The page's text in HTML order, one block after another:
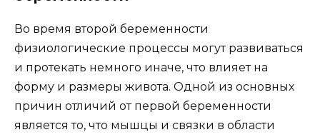
Во время второй беременности
физиологические процессы могут развиваться
и протекать немного иначе, что влияет на
форму и размеры живота. Одной из основных
причин отличий от первой беременности
является то, что мышцы и связки в области